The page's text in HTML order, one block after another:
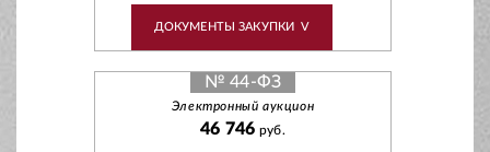
ДОКУМЕНТЫ ЗАКУПКИ V
№ 44-ФЗ
Электронный аукцион
46 746руб.